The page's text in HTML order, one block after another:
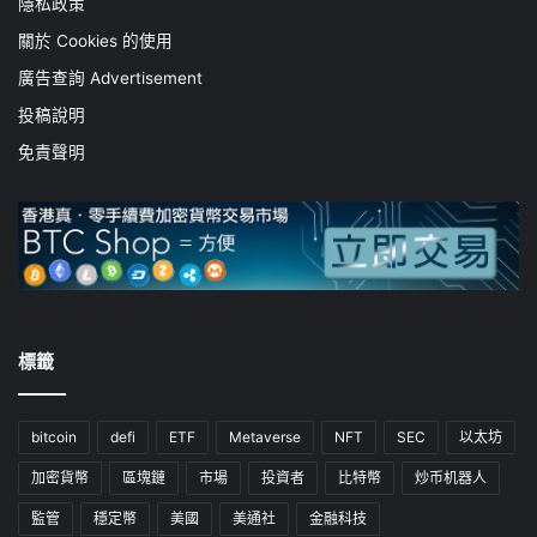
關於 Cookies 的使用
廣告查詢 Advertisement
投稿說明
免責聲明
標籤
bitcoin defi ETF Metaverse NFT SEC 以太坊
加密貨幣 區塊鏈 市場 投資者 比特幣 炒币机器人
監管 穩定幣 美國 美通社 金融科技